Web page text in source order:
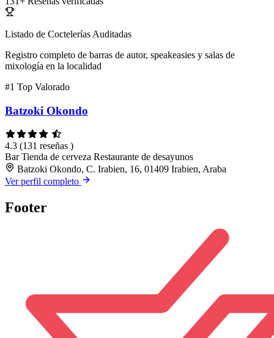
Listado de Coctelerías Auditadas
Registro completo de barras de autor, speakeasies y salas de
mixología en la localidad
#1 Top Valorado
Batzoki Okondo
4.3 (131 reseñas )
BarTienda de cerveza Restaurante de desayunos
Batzoki Okondo, C. Irabien, 16, 01409 Irabien, Araba
Ver perfil completo
Footer